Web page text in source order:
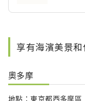
享有海濱美景
奧多摩
地點：東京都西多摩區